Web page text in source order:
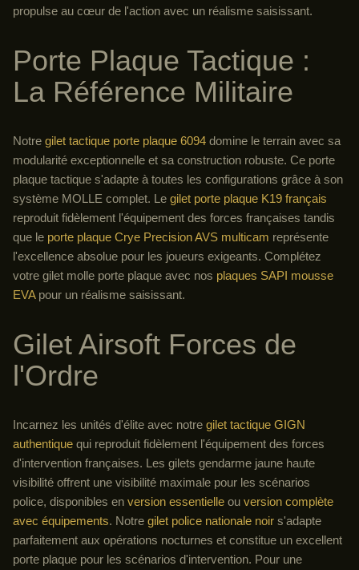
propulse au cœur de l'action avec un réalisme saisissant.
Porte Plaque Tactique :
La Référence Militaire
Notre gilet tactique porte plaque 6094 domine le terrain avec sa
modularité exceptionnelle et sa construction robuste. Ce porte
plaque tactique s'adapte à toutes les configurations grâce à son
système MOLLE complet. Le gilet porte plaque K19 français
reproduit fidèlement l'équipement des forces françaises tandis
que le porte plaque Crye Precision AVS multicam représente
l'excellence absolue pour les joueurs exigeants. Complétez
votre gilet molle porte plaque avec nos plaques SAPI mousse
EVApour un réalisme saisissant.
Gilet Airsoft Forces de
l'Ordre
Incarnez les unités d'élite avec notre gilet tactique GIGN
authentique qui reproduit fidèlement l'équipement des forces
d'intervention françaises. Les gilets gendarme jaune haute
visibilité offrent une visibilité maximale pour les scénarios
police, disponibles en version essentielle ou version complète
avec équipements. Notre gilet police nationale noir s'adapte
parfaitement aux opérations nocturnes et constitue un excellent
porte plaque pour les scénarios d'intervention. Pour une